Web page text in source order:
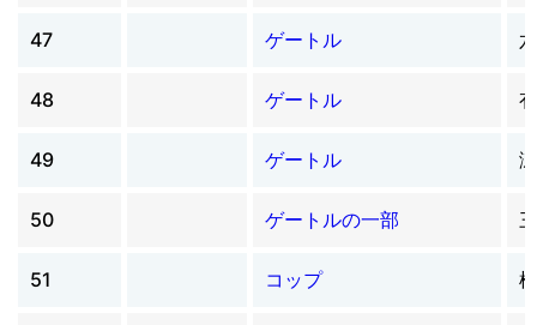
47 ゲートル
48 ゲートル
49 ゲートル
50 ゲートルの一部
51 コップ